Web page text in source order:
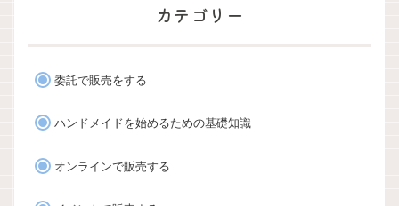
カテゴリー
委託で販売をする
ハンドメイドを始めるための基礎知識
オンラインで販売する